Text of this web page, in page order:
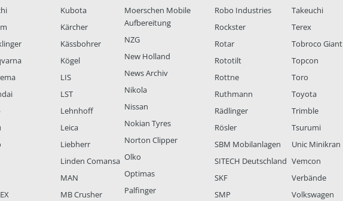
Kubota
Kärcher
Kässbohrer
Kögel
LIS
LST
Lehnhoff
Leica
Liebherr
Linden Comansa
MAN
MB Crusher
Moerschen Mobile
Aufbereitung
NZG
New Holland
News Archiv
Nikola
Nissan
Nokian Tyres
Norton Clipper
Olko
Optimas
Palfinger
Robo Industries
Rockster
Rotar
Rototilt
Rottne
Ruthmann
Rädlinger
Rösler
SBM Mobilanlagen
SITECH Deutschland
SKF
SMP
Takeuchi
Terex
Tobroco Giant
Topcon
Toro
Toyota
Trimble
Tsurumi
Unic Minikran
Vemcon
Verbände
Volkswagen